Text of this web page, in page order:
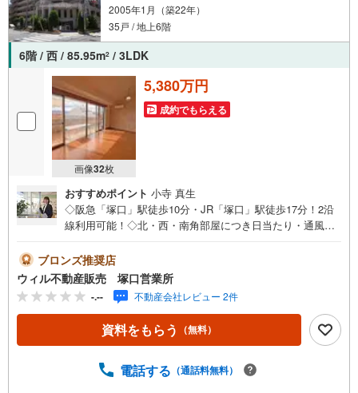
2005年1月（築22年）
35戸 / 地上6階
6階 / 西 / 85.95m2 / 3LDK
画像32枚
5,380万円
成約でもらえる
おすすめポイント 小寺 真生
◇阪急「塚口」駅徒歩10分・JR「塚口」駅徒歩17分！2沿
線利用可能！◇北・西・南角部屋につき日当たり・通風良
開放感を感じられます！◇ルーフバルコニーが2面有り！お
食事やガーデニング、プールなどお楽しみいただけます♪
◇ペット飼育可能（諸条件有）【周辺施設】・明和層学
校…徒歩10分・大成中学校…徒歩17分・ライフ尼崎大西
店…徒歩11分・イオンフードスタイル ソコラ塚口店…徒歩
11分■弊社の特徴について東証上場「ウィル不動産販売」
社オリジナルの物件管理システム「ウィリングナビ」で取
ブロンズ推奨店
ウィル不動産販売 塚口営業所
-.-- 不動産会社レビュー 2件
資料をもらう （無料）
電話する （通話料無料）